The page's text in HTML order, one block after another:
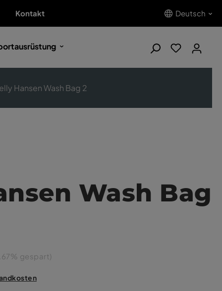
Kontakt Deutsch
Hansen Wash Bag 2
Wash Bag
gespart)